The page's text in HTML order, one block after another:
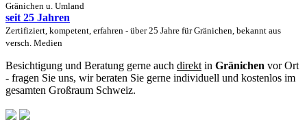
Gränichen u. Umland
seit 25 Jahren
Zertifiziert, kompetent, erfahren - über 25 Jahre für Gränichen, bekannt aus
versch. Medien
Besichtigung und Beratung gerne auch direkt in Gränichen vor Ort
- fragen Sie uns, wir beraten Sie gerne individuell und kostenlos im
gesamten Großraum Schweiz.